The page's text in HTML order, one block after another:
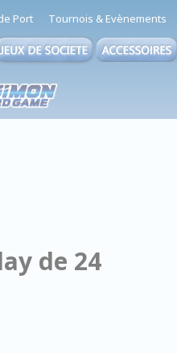
Port Tournois & Evènements
de 24